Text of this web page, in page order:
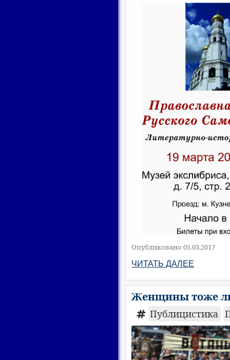
Опубликовано 05.03.2017
ЧИТАТЬ ДАЛЕЕ
Женщины тоже
Публицистика